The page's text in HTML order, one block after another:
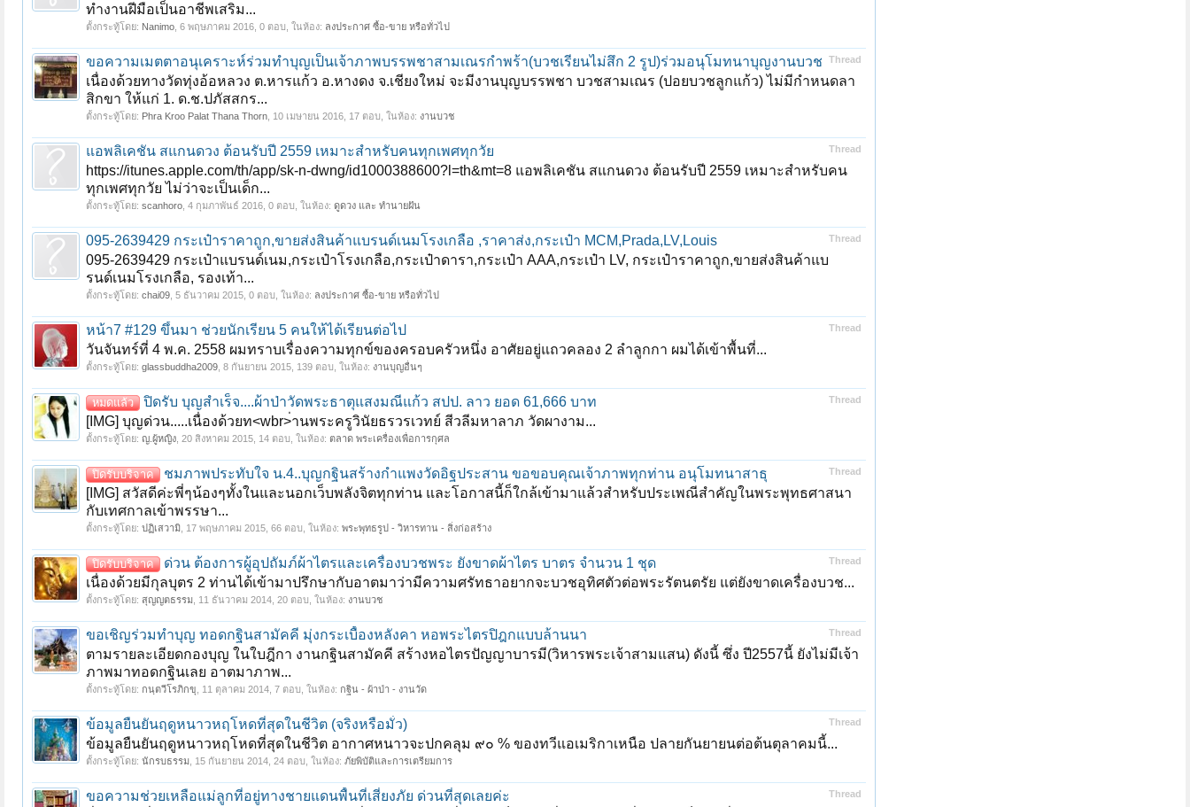
ทำงานฝีมือเป็นอาชีพเสริม...
ตั้งกระทู้โดย: Nanimo 6 พฤษภาคม 2016 , 0 ตอบ, ในห้อง: ลงประกาศ ซื้อ-ขาย หรือทั่วไป
Thread
ขอความเมตตาอนุเคราะห์ร่วมทำบุญเป็นเจ้าภาพบรรพชาสามเณรกำพร้า(บวชเรียนไม่สึก 2 รูป)ร่วมอนุโมทนาบุญงานบวช
เนื่องด้วยทางวัดทุ่งอ้อหลวง ต.หารแก้ว อ.หางดง จ.เชียงใหม่ จะมีงานบุญบรรพชา บวชสามเณร (ปอยบวชลูกแก้ว) ไม่มีกำหนดลา
สิกขา ให้แก่ 1. ด.ช.ปภัสสกร...
ตั้งกระทู้โดย: Phra Kroo Palat Thana Thorn 10 เมษายน 2016 , 17 ตอบ, ในห้อง: งานบวช
Thread
แอพลิเคชัน สแกนดวง ต้อนรับปี 2559 เหมาะสำหรับคนทุกเพศทุกวัย
https://itunes.apple.com/th/app/sk-n-dwng/id1000388600?l=th&mt=8 แอพลิเคชัน สแกนดวง ต้อนรับปี 2559 เหมาะสำหรับคน
ทุกเพศทุกวัย ไม่ว่าจะเป็นเด็ก...
ตั้งกระทู้โดย: scanhoro 4 กุมภาพันธ์ 2016 , 0 ตอบ, ในห้อง: ดูดวง และ ทำนายฝัน
Thread
095-2639429 กระเป๋าราคาถูก,ขายส่งสินค้าแบรนด์เนมโรงเกลือ ,ราคาส่ง,กระเป๋า MCM,Prada,LV,Louis
095-2639429 กระเป๋าแบรนด์เนม,กระเป๋าโรงเกลือ,กระเป๋าดารา,กระเป๋า AAA,กระเป๋า LV, กระเป๋าราคาถูก,ขายส่งสินค้าแบ
รนด์เนมโรงเกลือ, รองเท้า...
ตั้งกระทู้โดย: chai09 5 ธันวาคม 2015 , 0 ตอบ, ในห้อง: ลงประกาศ ซื้อ-ขาย หรือทั่วไป
Thread
หน้า7 #129 ขึ้นมา ช่วยนักเรียน 5 คนให้ได้เรียนต่อไป
วันจันทร์ที่ 4 พ.ค. 2558 ผมทราบเรื่องความทุกข์ของครอบครัวหนึ่ง อาศัยอยู่แถวคลอง 2 ลำลูกกา ผมได้เข้าพื้นที่...
ตั้งกระทู้โดย: glassbuddha2009 8 กันยายน 2015 , 139 ตอบ, ในห้อง: งานบุญอื่นๆ
Thread
หมดแล้ว
ปิดรับ บุญสำเร็จ....ผ้าป่าวัดพระธาตุแสงมณีแก้ว สปป. ลาว ยอด 61,666 บาท
[IMG] บุญด่วน.....เนื่องด้วยท<wbr>่านพระครูวินัยธรวรเวทย์ สีวลีมหาลาภ วัดผางาม...
ตั้งกระทู้โดย: ญ.ผู้หญิง 20 สิงหาคม 2015 , 14 ตอบ, ในห้อง: ตลาด พระเครื่องเพื่อการกุศล
Thread
ปิดรับบริจาค
ชมภาพประทับใจ น.4..บุญกฐินสร้างกำแพงวัดอิฐประสาน ขอขอบคุณเจ้าภาพทุกท่าน อนุโมทนาสาธุ
[IMG] สวัสดีค่ะพี่ๆน้องๆทั้งในและนอกเว็บพลังจิตทุกท่าน และโอกาสนี้ก็ใกล้เข้ามาแล้วสำหรับประเพณีสำคัญในพระพุทธศาสนา
กับเทศกาลเข้าพรรษา...
ตั้งกระทู้โดย: ปฏิเสวามิ 17 พฤษภาคม 2015 , 66 ตอบ, ในห้อง: พระพุทธรูป - วิหารทาน - สิ่งก่อสร้าง
Thread
ปิดรับบริจาค
ด่วน ต้องการผู้อุปถัมภ์ผ้าไตรและเครื่องบวชพระ ยังขาดผ้าไตร บาตร จำนวน 1 ชุด
เนื่องด้วยมีกุลบุตร 2 ท่านได้เข้ามาปรึกษากับอาตมาว่ามีความศรัทธาอยากจะบวชอุทิศตัวต่อพระรัตนตรัย แต่ยังขาดเครื่องบวช...
ตั้งกระทู้โดย: สุญญตธรรม 11 ธันวาคม 2014 , 20 ตอบ, ในห้อง: งานบวช
Thread
ขอเชิญร่วมทำบุญ ทอดกฐินสามัคคี มุ่งกระเบื้องหลังคา หอพระไตรปิฎกแบบล้านนา
ตามรายละเอียดกองบุญ ในใบฎีกา งานกฐินสามัคคี สร้างหอไตรปัญญาบารมี(วิหารพระเจ้าสามแสน) ดังนี้ ซึ่ง ปี2557นี้ ยังไม่มีเจ้า
ภาพมาทอดกฐินเลย อาตมาภาพ...
ตั้งกระทู้โดย: กนฺตวีโรภิกขุ 11 ตุลาคม 2014 , 7 ตอบ, ในห้อง: กฐิน - ผ้าป่า - งานวัด
Thread
ข้อมูลยืนยันฤดูหนาวหฤโหดที่สุดในชีวิต (จริงหรือมั่ว)
ข้อมูลยืนยันฤดูหนาวหฤโหดที่สุดในชีวิต อากาศหนาวจะปกคลุม ๙๐ % ของทวีแอเมริกาเหนือ ปลายกันยายนต่อต้นตุลาคมนี้...
ตั้งกระทู้โดย: นักรบธรรม 15 กันยายน 2014 , 24 ตอบ, ในห้อง: ภัยพิบัติและการเตรียมการ
Thread
ขอความช่วยเหลือแม่ลูกที่อยู่ทางชายแดนพื้นที่เสี่ยงภัย ด่วนที่สุดเลยค่ะ